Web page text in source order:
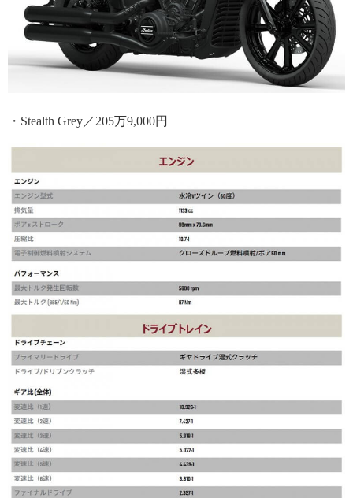
・Stealth Grey／205万9,000円